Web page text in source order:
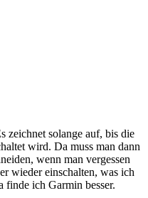
zeichnet solange auf, bis die
wird. Da muss man dann
wenn man vergessen
wieder einschalten, was ich
finde ich Garmin besser.